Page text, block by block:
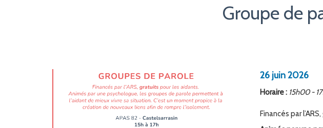
Groupe de
26 juin2026
Horaire : 15h00 -
Financés par l’ARS,